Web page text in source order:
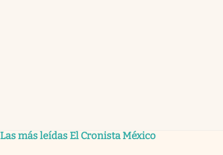
Las más leídas El Cronista México